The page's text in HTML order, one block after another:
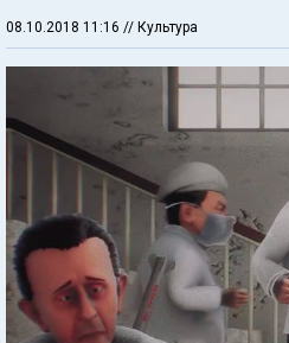
08.10.2018 11:16 // Культура